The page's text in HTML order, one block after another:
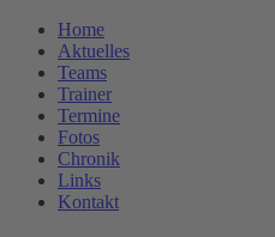
Home
Aktuelles
Teams
Trainer
Termine
Fotos
Chronik
Links
Kontakt